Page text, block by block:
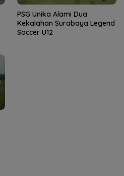
PSG Unika Alami Dua
Kekalahan Surabaya Legend
Soccer U12